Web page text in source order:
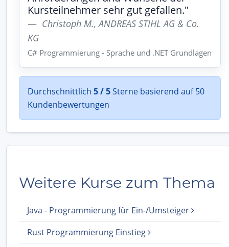
Kursteilnehmer sehr gut gefallen."
Christoph M., ANDREAS STIHL AG & Co.
KG
C# Programmierung - Sprache und .NET Grundlagen
Durchschnittlich 5 / 5Sterne basierend auf 50
Kundenbewertungen
Weitere Kurse zum Thema
Java - Programmierung für Ein-/Umsteiger
Rust Programmierung Einstieg